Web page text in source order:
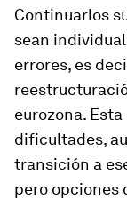
Continuarlos
sean
errores, es
eurozona.
dificultades,
transición a
pero opciones